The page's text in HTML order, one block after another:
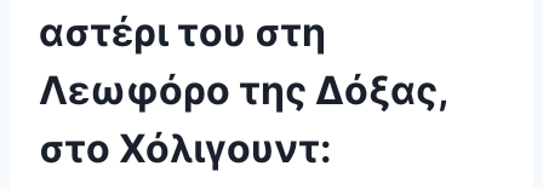
αστέρι του στη
Λεωφόρο της Δόξας,
στο Χόλιγουντ: